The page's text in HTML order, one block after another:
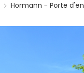
Hormann - Porte